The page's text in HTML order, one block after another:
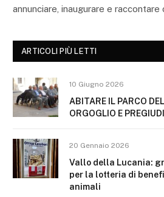
annunciare, inaugurare e raccontare
ARTICOLI PIÙ LETTI
10 Giugno 2026
ABITARE IL PARCO
ORGOGLIO E
20 Gennaio 2026
Vallo della Lucania:
per la lotteria di
animali